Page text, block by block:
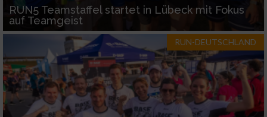
RUN5 Teamstaffel startet in Lübeck mit Fokus
auf Teamgeist
RUN-DEUTSCHLAND